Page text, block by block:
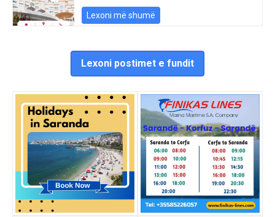
Lexoni më shumë
Lexoni postimet e fundit